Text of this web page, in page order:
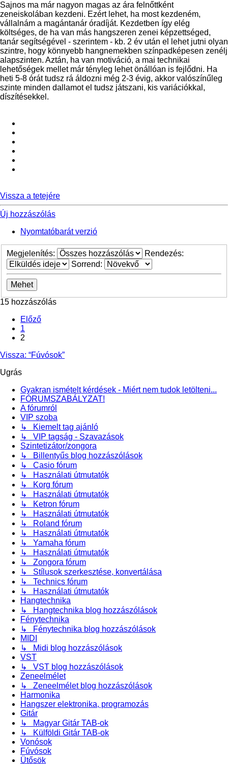
Sajnos ma már nagyon magas az ára felnőttként
zeneiskolában kezdeni. Ezért lehet, ha most kezdeném,
vállalnám a magántanár óradíját. Kezdetben így elég
költséges, de ha van más hangszeren zenei képzettséged,
tanár segítségével - szerintem - kb. 2 év után el lehet jutni olyan
szintre, hogy könnyebb hangnemekben színpadképesen zenélj
alapszinten. Aztán, ha van motiváció, a mai technikai
lehetőségek mellet már tényleg lehet önállóan is fejlődni. Ha
heti 5-8 órát tudsz rá áldozni még 2-3 évig, akkor valószínűleg
szinte minden dallamot el tudsz játszani, kis variációkkal,
díszítésekkel.
Vissza a tetejére
Új hozzászólás
Nyomtatóbarát verzió
Megjelenítés:
Rendezés:
Sorrend:
15 hozzászólás
Előző
1
2
Vissza: “Fúvósok”
Ugrás
Gyakran ismételt kérdések - Miért nem tudok letölteni...
FÓRUMSZABÁLYZAT!
A fórumról
VIP szoba
↳ Kiemelt tag ajánló
↳ VIP tagság - Szavazások
Szintetizátor/zongora
↳ Billentyűs blog hozzászólások
↳ Casio fórum
↳ Használati útmutatók
↳ Korg fórum
↳ Használati útmutatók
↳ Ketron fórum
↳ Használati útmutatók
↳ Roland fórum
↳ Használati útmutatók
↳ Yamaha fórum
↳ Használati útmutatók
↳ Zongora fórum
↳ Stílusok szerkesztése, konvertálása
↳ Technics fórum
↳ Használati útmutatók
Hangtechnika
↳ Hangtechnika blog hozzászólások
Fénytechnika
↳ Fénytechnika blog hozzászólások
MIDI
↳ Midi blog hozzászólások
VST
↳ VST blog hozzászólások
Zeneelmélet
↳ Zeneelmélet blog hozzászólások
Harmonika
Hangszer elektronika, programozás
Gitár
↳ Magyar Gitár TAB-ok
↳ Külföldi Gitár TAB-ok
Vonósok
Fúvósok
Ütősök